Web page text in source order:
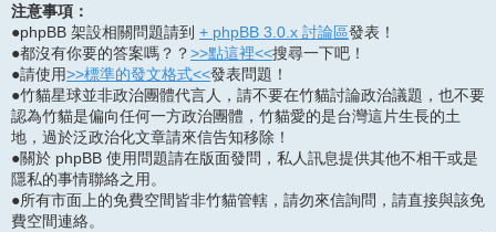
注意事項：
●phpBB 架設相關問題請到 + phpBB 3.0.x 討論區發表！
●都沒有你要的答案嗎？？>>點這裡<<搜尋一下吧！
●請使用>>標準的發文格式<<發表問題！
●竹貓星球並非政治團體代言人，請不要在竹貓討論政治議題，也不要
認為竹貓是偏向任何一方政治團體，竹貓愛的是台灣這片生長的土
地，過於泛政治化文章請來信告知移除！
●關於 phpBB 使用問題請在版面發問，私人訊息提供其他不相干或是
隱私的事情聯絡之用。
●所有市面上的免費空間皆非竹貓管轄，請勿來信詢問，請直接與該免
費空間連絡。